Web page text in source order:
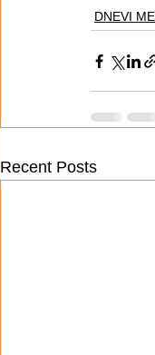
DNEVI
Recent Posts